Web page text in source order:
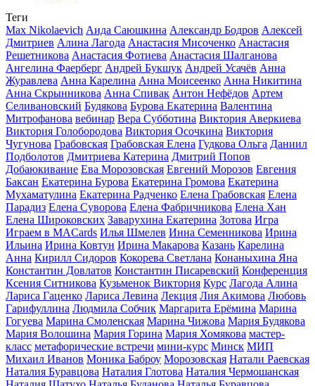
Теги
Max Nikolaevich Аида Саюшкина Александр Бодров Алексей
Дмитриев Алина Лагода Анастасия Мисоченко Анастасия
Решетникова Анастасия Фотиева Анастасия Шалганова
Ангелина Фаерберг Андрей Букшук Андрей Усачёв Анна
Журавлева Анна Карелина Анна Моисеенко Анна Никитина
Анна Скрынникова Анна Спивак Антон Нефёдов Артем
Селивановский Будякова Бурова Екатерина Валентина
Митрофанова вебинар Вера Субботина Виктория Аверкиева
Виктория Голобородова Виктория Осочкина Виктория
Чугунова Грабовская Грабовская Елена Гудкова Ольга Даниил
Подболотов Дмитриева Катерина Дмитрий Попов
Добаюкивание Ева Морозовская Евгений Морозов Евгения
Баксан Екатерина Бурова Екатерина Громова Екатерина
Мухаматулина Екатерина Радченко Елена Грабовская Елена
Парадиз Елена Суворова Елена Фабричникова Елена Хан
Елена Широковских Заварухина Екатерина Зотова Игра
Играем в MACards Илья Шмелев Инна Семенникова Ирина
Ильина Ирина Ковтун Ирина Макарова Казань Карелина
Анна Кирилл Сидоров Кокорева Светлана Конаныхина Яна
Константин Довлатов Константин Писаревский Конференция
Ксения Ситникова Кузьменок Виктория Курс Лагода Алина
Лариса Гаценко Лариса Левина Лекция Лия Акимова Любовь
Гарифуллина Людмила Собчик Маргарита Ерёмина Марина
Гогуева Марина Смоленская Марина Чижова Мария Будякова
Мария Волошина Мария Горина Мария Хомякова мастер-
класс метафорические встречи мини-курс Минск МИП
Михаил Иванов Моника Баброу Морозовская Натали Раевская
Наталия Буравцова Наталия Глотова Наталия Чермошанская